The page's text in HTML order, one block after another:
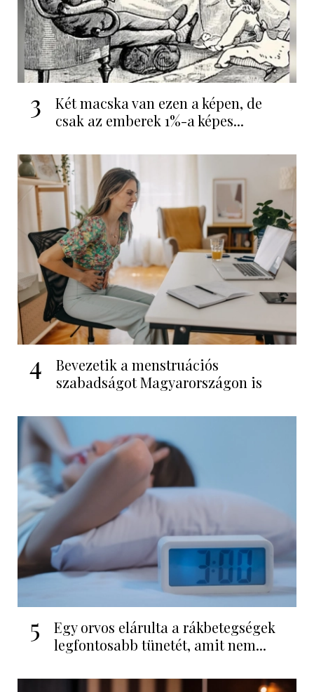
3
Két macska van ezen a képen, de
csak az emberek 1%-a képes...
4
Bevezetik a menstruációs
szabadságot Magyarországon is
5
Egy orvos elárulta a rákbetegségek
legfontosabb tünetét, amit nem...